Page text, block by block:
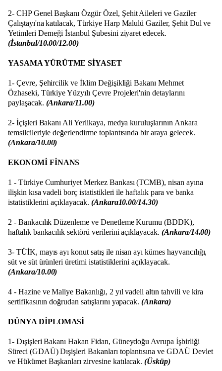
2- CHP Genel Başkanı Özgür Özel, Şehit Aileleri ve Gaziler
Çalıştayı'na katılacak, Türkiye Harp Malulü Gaziler, Şehit Dul ve
Yetimleri Derneği İstanbul Şubesini ziyaret edecek.
(İstanbul/10.00/12.00)
YASAMA YÜRÜTME SİYASET
1- Çevre, Şehircilik ve İklim Değişikliği Bakanı Mehmet
Özhaseki, Türkiye Yüzyılı Çevre Projeleri'nin detaylarını
paylaşacak. (Ankara/11.00)
2- İçişleri Bakanı Ali Yerlikaya, medya kuruluşlarının Ankara
temsilcileriyle değerlendirme toplantısında bir araya gelecek.
(Ankara/10.00)
EKONOMİ FİNANS
1 - Türkiye Cumhuriyet Merkez Bankası (TCMB), nisan ayına
ilişkin kısa vadeli borç istatistikleri ile haftalık para ve banka
istatistiklerini açıklayacak. (Ankara10.00/14.30)
2 - Bankacılık Düzenleme ve Denetleme Kurumu (BDDK),
haftalık bankacılık sektörü verilerini açıklayacak. (Ankara/14.00)
3- TÜİK, mayıs ayı konut satış ile nisan ayı kümes hayvancılığı,
süt ve süt ürünleri üretimi istatistiklerini açıklayacak.
(Ankara/10.00)
4 - Hazine ve Maliye Bakanlığı, 2 yıl vadeli altın tahvili ve kira
sertifikasının doğrudan satışlarını yapacak.(Ankara)
DÜNYA DİPLOMASİ
1- Dışişleri Bakanı Hakan Fidan, Güneydoğu Avrupa İşbirliği
Süreci (GDAÜ) Dışişleri Bakanları toplantısına ve GDAÜ Devlet
ve Hükümet Başkanları zirvesine katılacak.(Üsküp)